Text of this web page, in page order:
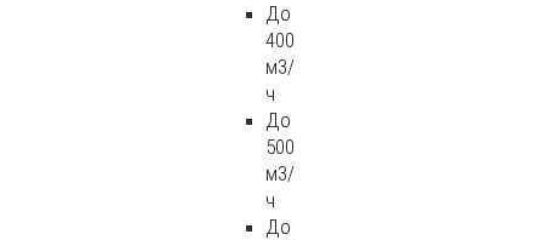
До
400
м3/
ч
До
500
м3/
ч
До